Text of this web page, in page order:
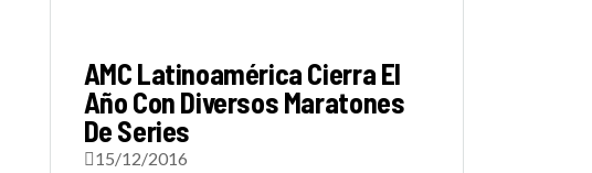
AMC Latinoamérica Cierra El
Año Con Diversos Maratones
De Series
15/12/2016